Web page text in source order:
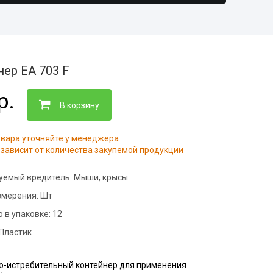
EA 703 F
В корзину
уточняйте у менеджера
от количества закупемой продукции
вредитель: Мыши, крысы
Шт
в упаковке: 12
Пластик
истребительный контейнер для применения